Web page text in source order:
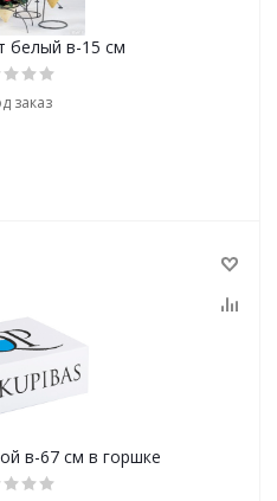
белый в-15 см
заказ
в-67 см в горшке